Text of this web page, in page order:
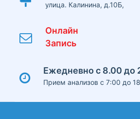
улица. Калинина, д.10Б,
Онлайн
Запись
Ежедневно с 8.00 до
Прием анализов с 7:00 до